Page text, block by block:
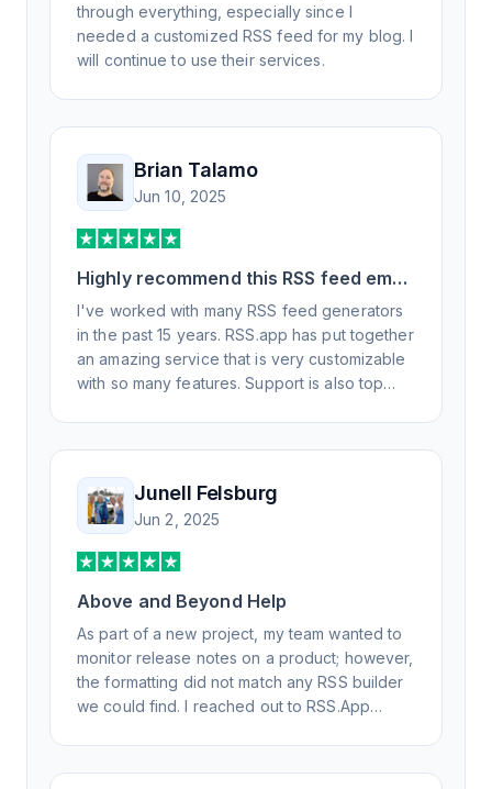
through everything, especially since I
needed a customized RSS feed for my blog. I
will continue to use their services.
Brian Talamo
Jun 10, 2025
Highly recommend this RSS feed email
/ widget generator service.
I've worked with many RSS feed generators
in the past 15 years. RSS.app has put together
an amazing service that is very customizable
with so many features. Support is also top
professionally. Highly recommend for all your
RSS feed needs. Our trucking news hub
website couldn't work without it. Thank you.
Junell Felsburg
Jun 2, 2025
Above and Beyond Help
As part of a new project, my team wanted to
monitor release notes on a product; however,
the formatting did not match any RSS builder
we could find. I reached out to RSS.App
day, but I spoke to someone who was